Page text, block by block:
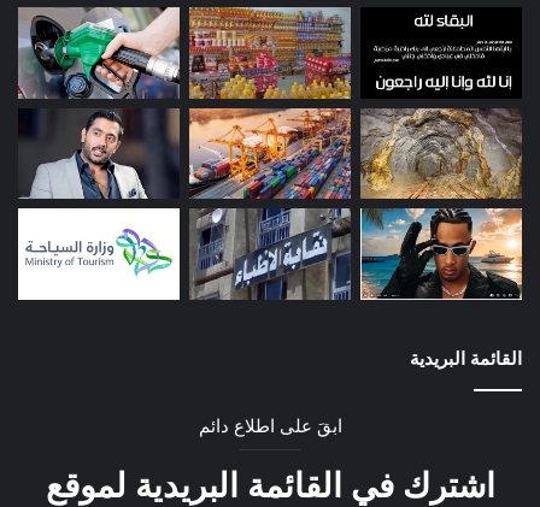
القائمة البريدية
ابقَ على اطلاع دائم
اشترك في القائمة البريدية لموقع